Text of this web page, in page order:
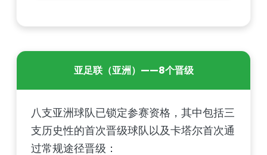
亚足联（亚洲）——8个晋级
八支亚洲球队已锁定参赛资格，其中包括三
支历史性的首次晋级球队以及卡塔尔首次通
过常规途径晋级：